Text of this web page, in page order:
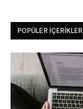
POPÜLER İÇERIKLER